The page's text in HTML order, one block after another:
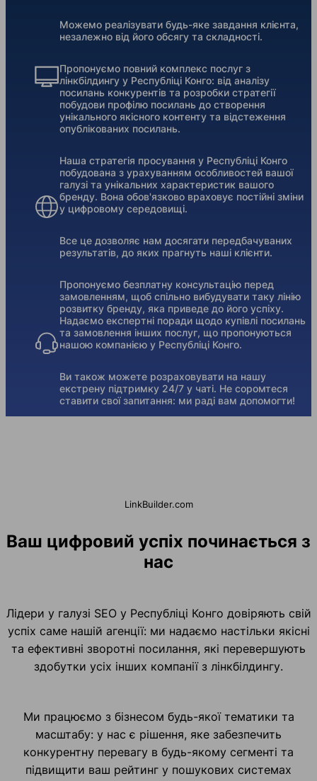
Можемо реалізувати будь-яке завдання клієнта,
незалежно від його обсягу та складності.
Пропонуємо повний комплекс послуг з
лінкбілдингу у Республіці Конго: від аналізу
посилань конкурентів та розробки стратегії
побудови профілю посилань до створення
унікального якісного контенту та відстеження
опублікованих посилань.
Наша стратегія просування у Республіці Конго
побудована з урахуванням особливостей вашої
галузі та унікальних характеристик вашого
бренду. Вона обов'язково враховує постійні зміни
у цифровому середовищі.
Все це дозволяє нам досягати передбачуваних
результатів, до яких прагнуть наші клієнти.
Пропонуємо безплатну консультацію перед
замовленням, щоб спільно вибудувати таку лінію
розвитку бренду, яка приведе до його успіху.
Надаємо експертні поради щодо купівлі посилань
та замовлення інших послуг, що пропонуються
нашою компанією у Республіці Конго.
Ви також можете розраховувати на нашу
екстрену підтримку 24/7 у чаті. Не соромтеся
ставити свої запитання: ми раді вам допомогти!
LinkBuilder.com
Ваш цифровий успіх починається з
нас
Лідери у галузі SEO у Республіці Конго довіряють свій
успіх саме нашій агенції: ми надаємо настільки якісні
та ефективні зворотні посилання, які перевершують
здобутки усіх інших компанії з лінкбілдингу.
Ми працюємо з бізнесом будь-якої тематики та
масштабу: у нас є рішення, яке забезпечить
конкурентну перевагу в будь-якому сегменті та
підвищити ваш рейтинг у пошукових системах